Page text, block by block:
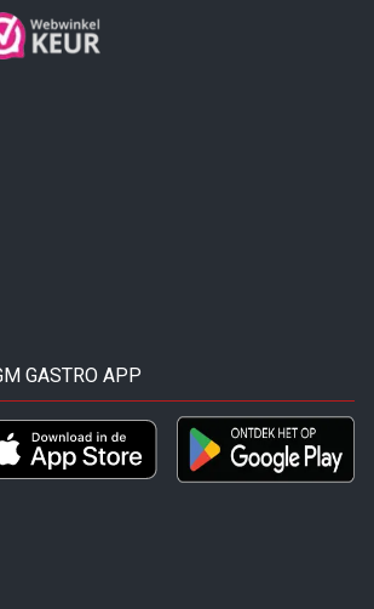
GASTRO APP